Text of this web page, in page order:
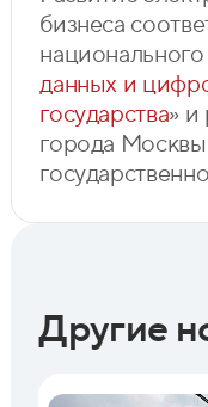
бизнеса
национального
данных и
государства» и
города
Другие